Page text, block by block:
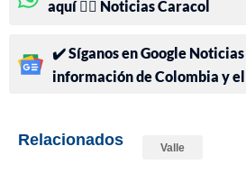
aquí 👉🏻 Noticias Caracol
✔️ Síganos en Google
información de Colombia y
Relacionados Valle